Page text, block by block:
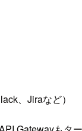
、Jiraなど）